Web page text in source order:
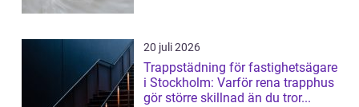
20 juli 2026
Trappstädning för fastighetsägare
i Stockholm: Varför rena trapphus
gör större skillnad än du tror...